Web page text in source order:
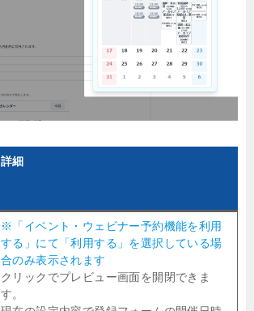
詳細
※「イベント・ウェビナー予約機能を利用
する」にて「利用する」を選択している場
合のみ表示されます
クリックでプレビュー画面を開閉できま
す。